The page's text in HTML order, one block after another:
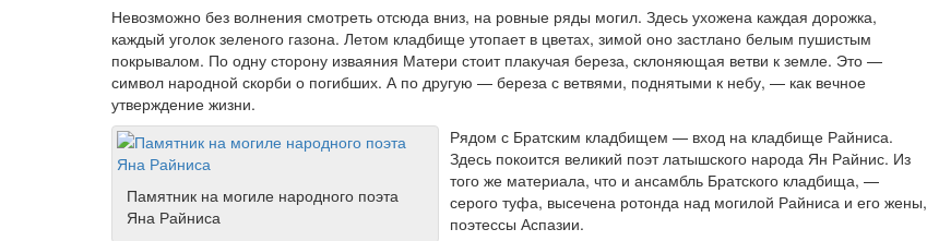
Невозможно без волнения смотреть отсюда вниз, на ровные ряды могил. Здесь ухожена каждая дорожка,
каждый уголок зеленого газона. Летом кладбище утопает в цветах, зимой оно застлано белым пушистым
покрывалом. По одну сторону изваяния Матери стоит плакучая береза, склоняющая ветви к земле. Это —
символ народной скорби о погибших. А по другую — береза с ветвями, поднятыми к небу, — как вечное
утверждение жизни.
Памятник на могиле народного поэта
Яна Райниса
Рядом с Братским кладбищем — вход на кладбище Райниса.
Здесь покоится великий поэт латышского народа Ян Райнис. Из
того же материала, что и ансамбль Братского кладбища, —
серого туфа, высечена ротонда над могилой Райниса и его жены,
поэтессы Аспазии.